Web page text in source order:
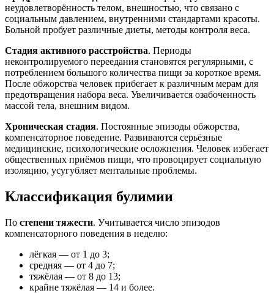
неудовлетворённость телом, внешностью, что связано с
социальным давлением, внутренними стандартами красоты.
Больной пробует различные диеты, методы контроля веса.
Стадия активного расстройства. Периоды
неконтролируемого переедания становятся регулярными, с
потреблением большого количества пищи за короткое время.
После обжорства человек прибегает к различным мерам для
предотвращения набора веса. Увеличивается озабоченность
массой тела, внешним видом.
Хроническая стадия. Постоянные эпизоды обжорства,
компенсаторное поведение. Развиваются серьёзные
медицинские, психологические осложнения. Человек избегает
общественных приёмов пищи, что провоцирует социальную
изоляцию, усугубляет ментальные проблемы.
Классификация булимии
По степени тяжести. Учитывается число эпизодов
компенсаторного поведения в неделю:
лёгкая ― от 1 до 3;
средняя ― от 4 до 7;
тяжёлая ― от 8 до 13;
крайне тяжёлая ― 14 и более.